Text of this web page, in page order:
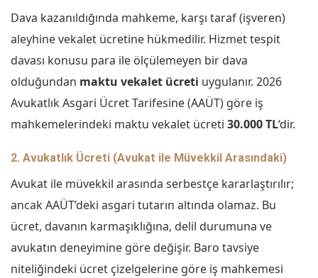
Dava kazanıldığında mahkeme, karşı taraf (işveren)
aleyhine vekalet ücretine hükmedilir. Hizmet tespit
davası konusu para ile ölçülemeyen bir dava
olduğundan maktu vekalet ücreti uygulanır. 2026
Avukatlık Asgari Ücret Tarifesine (AAÜT) göre iş
mahkemelerindeki maktu vekalet ücreti 30.000 TL‘dir.
2. Avukatlık Ücreti (Avukat ile Müvekkil Arasındaki)
Avukat ile müvekkil arasında serbestçe kararlaştırılır;
ancak AAÜT’deki asgari tutarın altında olamaz. Bu
ücret, davanın karmaşıklığına, delil durumuna ve
avukatın deneyimine göre değişir. Baro tavsiye
niteliğindeki ücret çizelgelerine göre iş mahkemesi